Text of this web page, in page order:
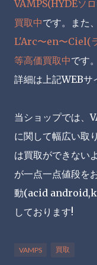
VAMPS(HYDEソ
買取中です。また、
L'Arc〜en〜Ciel(
等高価買取中です。
詳細は上記WEBサ
当ショップでは、
に関して幅広い取
は買取ができない
が一点一点値段を
動(acid
しております!
VAMPS 買取